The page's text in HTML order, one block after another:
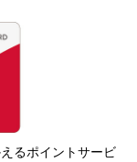
るポイントサービ